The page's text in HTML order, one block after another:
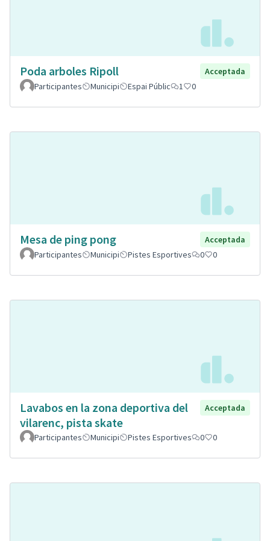
Poda arboles Ripoll
Acceptada
Participantes
Municipi Espai Públic 1 0
Mesa de ping pong
Acceptada
Participantes
Municipi Pistes Esportives 0 0
Lavabos en la zona deportiva del
vilarenc, pista skate
Acceptada
Participantes Municipi Pistes Esportives 0 0